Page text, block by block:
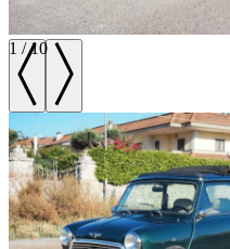
1 /10